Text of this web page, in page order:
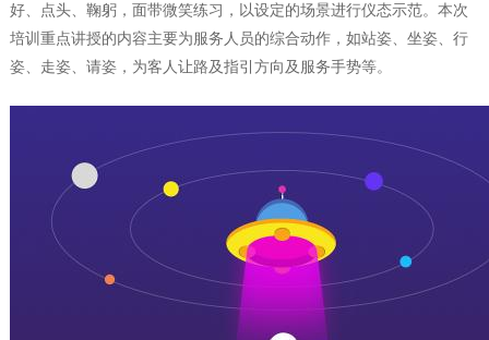
好、点头、鞠躬，面带微笑练习，以设定的场景进行仪态示范。本次
培训重点讲授的内容主要为服务人员的综合动作，如站姿、坐姿、行
姿、走姿、请姿，为客人让路及指引方向及服务手势等。